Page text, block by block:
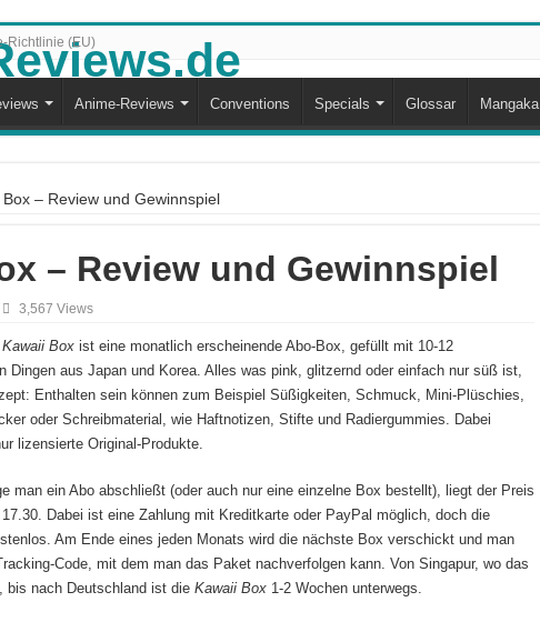
Richtlinie (EU)
Anime-Reviews Conventions Specials Glossar Mangaka
Box – Review und Gewinnspiel
– Review und Gewinnspiel
3,567 Views
Kawaii Boxist eine monatlich erscheinende Abo-Box, gefüllt mit 10-12
Dingen aus Japan und Korea. Alles was pink, glitzernd oder einfach nur süß ist,
Enthalten sein können zum Beispiel Süßigkeiten, Schmuck, Mini-Plüschies,
oder Schreibmaterial, wie Haftnotizen, Stifte und Radiergummies. Dabei
lizensierte Original-Produkte.
man ein Abo abschließt (oder auch nur eine einzelne Box bestellt), liegt der Preis
Dabei ist eine Zahlung mit Kreditkarte oder PayPal möglich, doch die
Am Ende eines jeden Monats wird die nächste Box verschickt und man
Code, mit dem man das Paket nachverfolgen kann. Von Singapur, wo das
bis nach Deutschland ist die Kawaii Box1-2 Wochen unterwegs.